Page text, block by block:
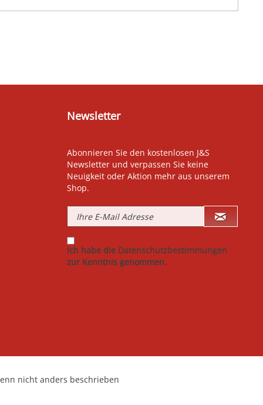
Newsletter
Abonnieren Sie den kostenlosen J&S
Newsletter und verpassen Sie keine
Neuigkeit oder Aktion mehr aus unserem
Shop.
Ich habe die Datenschutzbestimmungen
zur Kenntnis genommen.
nicht anders beschrieben